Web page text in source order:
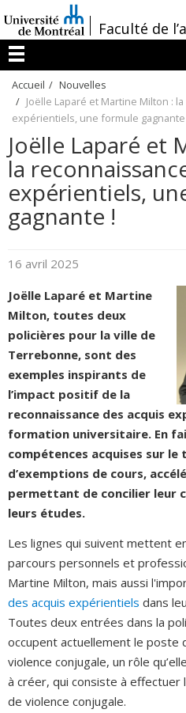
au
contenu
/Faculté de
Menu
Accueil
Nouvelles
Joëlle Laparé et Martine Milton :
expérientiels, une formule gagnante
Joëlle Laparé et
la
expérientiels,
gagnante !
16 avril 2025
Joëlle Laparé et Martine
Milton, toutes deux
policières pour la ville de
Terrebonne, sont des
exemples inspirants de
l’impact positif de la
reconnaissance des acquis
formation universitaire. En
compétences acquises sur
d’exemptions de cours,
permettant de concilier leur
leurs études.
Les lignes qui suivent mettent
parcours personnels et
Martine Milton, mais aussi
des acquis expérientiels dans
Toutes deux entrées dans la
occupent actuellement le poste
violence conjugale, un rôle
à créer, qui consiste à effectuer
de violence conjugale.